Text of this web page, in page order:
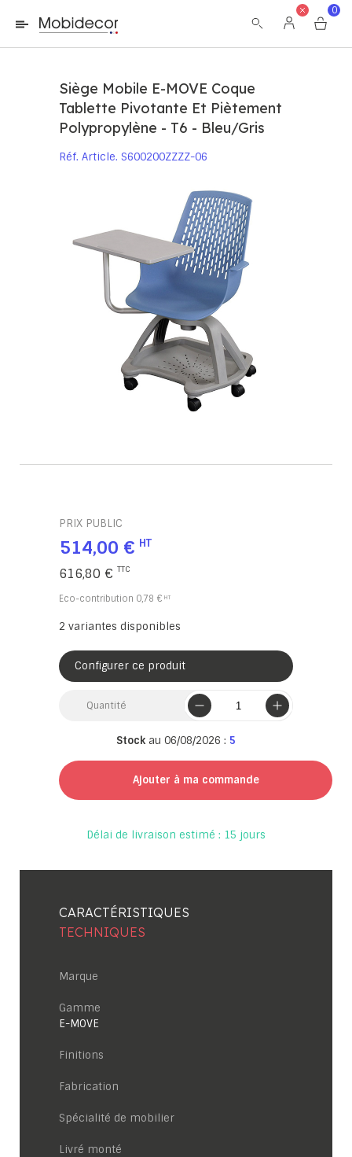
La boutique ne fonctionnera pas correctement dans le cas où
les cookies sont désactivés.
0
Siège Mobile E-MOVE Coque
Tablette Pivotante Et Piètement
Polypropylène - T6 - Bleu/gris
Réf. Article S600200ZZZZ-06
PRIX PUBLIC
514,00 €
616,80 €
Eco-contribution 0,78 €
2 variantes disponibles
Configurer ce produit
Quantité
Stock au 06/08/2026 : 5
Ajouter à ma commande
Délai de livraison estimé : 15 jours
CARACTÉRISTIQUES
TECHNIQUES
Marque
Gamme
E-MOVE
Finitions
Fabrication
Spécialité de mobilier
Livré monté